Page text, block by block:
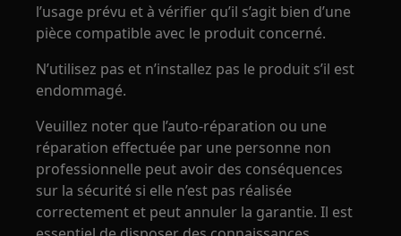
l’usage prévu et à vérifier qu’il s’agit bien d’une
pièce compatible avec le produit concerné.
N’utilisez pas et n’installez pas le produit s’il est
endommagé.
Veuillez noter que l’auto-réparation ou une
réparation effectuée par une personne non
professionnelle peut avoir des conséquences
sur la sécurité si elle n’est pas réalisée
correctement et peut annuler la garantie. Il est